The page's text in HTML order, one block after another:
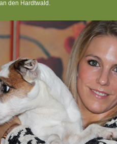
den Hardtwald.